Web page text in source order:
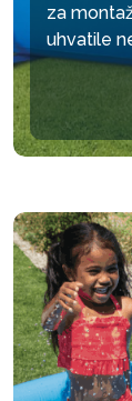
za
uhvatile